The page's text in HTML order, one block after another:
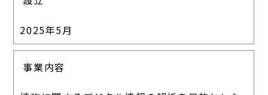
2025年5月
事業内容